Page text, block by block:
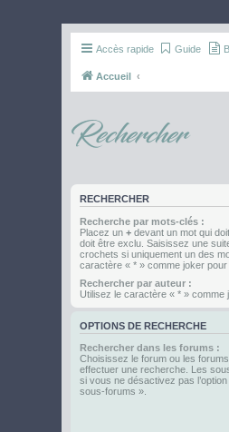
Accès rapide Guide
Accueil
Rechercher
RECHERCHER
Recherche par mots-clés :
Placez un + devant un mot qui
doit être exclu. Saisissez une
crochets si uniquement un des
caractère « * » comme joker
Rechercher par auteur :
Utilisez le caractère « * » comme
OPTIONS DE RECHERCHE
Rechercher dans les forums :
Choisissez le forum ou les
effectuer une recherche. Les
si vous ne désactivez pas
sous-forums ».